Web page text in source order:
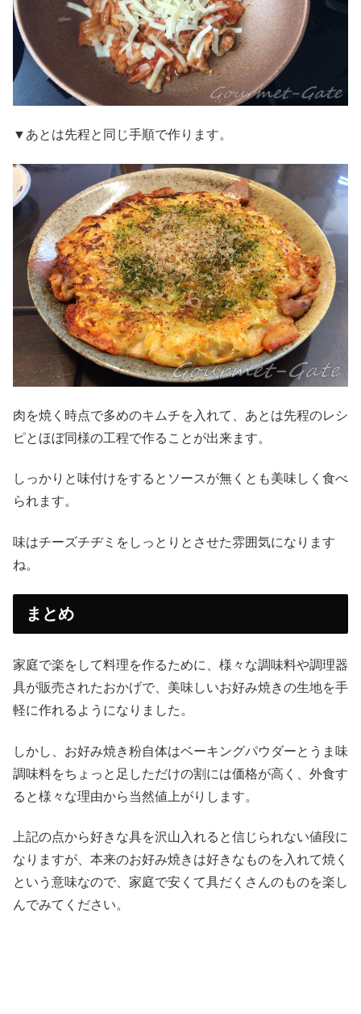
▼あとは先程と同じ手順で作ります。
肉を焼く時点で多めのキムチを入れて、あとは先程のレシ
ピとほぼ同様の工程で作ることが出来ます。
しっかりと味付けをするとソースが無くとも美味しく食べ
られます。
味はチーズチヂミをしっとりとさせた雰囲気になります
ね。
まとめ
家庭で楽をして料理を作るために、様々な調味料や調理器
具が販売されたおかげで、美味しいお好み焼きの生地を手
軽に作れるようになりました。
しかし、お好み焼き粉自体はベーキングパウダーとうま味
調味料をちょっと足しただけの割には価格が高く、外食す
ると様々な理由から当然値上がりします。
上記の点から好きな具を沢山入れると信じられない値段に
なりますが、本来のお好み焼きは好きなものを入れて焼く
という意味なので、家庭で安くて具だくさんのものを楽し
んでみてください。